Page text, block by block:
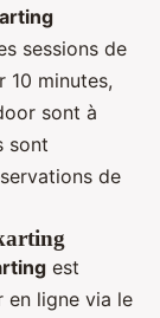
sessions de
10 minutes,
sont à
sont
de
est
en ligne via le